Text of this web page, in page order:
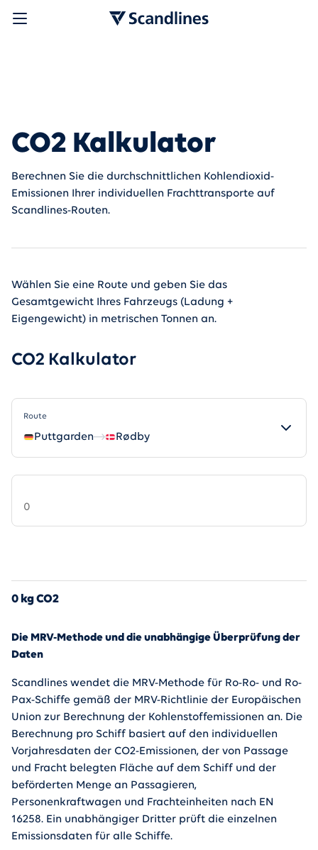
CO2 Kalkulator
Berechnen Sie die durchschnittlichen Kohlendioxid-
Emissionen Ihrer individuellen Frachttransporte auf
Scandlines-Routen.
Wählen Sie eine Route und geben Sie das
Gesamtgewicht Ihres Fahrzeugs (Ladung +
Eigengewicht) in metrischen Tonnen an.
CO2 Kalkulator
Route
Puttgarden Rødby
0 kg CO2
Die MRV-Methode und die unabhängige Überprüfung der
Daten
Scandlines wendet die MRV-Methode für Ro-Ro- und Ro-
Pax-Schiffe gemäß der MRV-Richtlinie der Europäischen
Union zur Berechnung der Kohlenstoffemissionen an. Die
Berechnung pro Schiff basiert auf den individuellen
Vorjahresdaten der CO2-Emissionen, der von Passage
und Fracht belegten Fläche auf dem Schiff und der
beförderten Menge an Passagieren,
Personenkraftwagen und Frachteinheiten nach EN
16258. Ein unabhängiger Dritter prüft die einzelnen
Emissionsdaten für alle Schiffe.